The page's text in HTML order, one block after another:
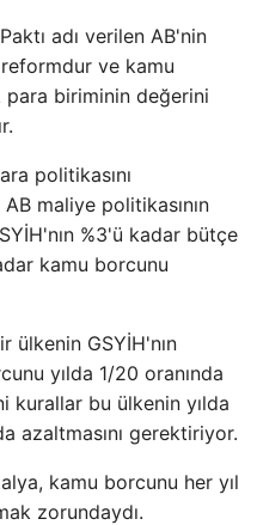
adı verilen AB'nin
ve kamu
para biriminin değerini
politikasını
maliye politikasının
%3'ü kadar bütçe
kamu borcunu
ülkenin GSYİH'nın
yılda 1/20 oranında
kurallar bu ülkenin yılda
azaltmasını gerektiriyor.
kamu borcunu her yıl
zorundaydı.